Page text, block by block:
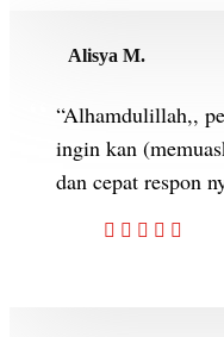
Alisya M.
“Alhamdulillah,,
ingin kan
dan cepat respon